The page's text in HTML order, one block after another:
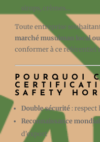
sirops, crèmes…
Toute entreprise
marché musulman local
conformer à ce référentiel
POURQUOI
SAFETY
Double sécurité :
Reconnaissance
d’export